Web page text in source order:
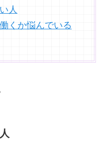
人
くか悩んでいる